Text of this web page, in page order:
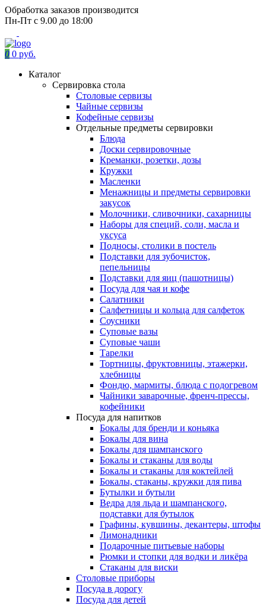
Обработка заказов производится
Пн-Пт с 9.00 до 18:00
0 0 руб.
Каталог
Сервировка стола
Столовые сервизы
Чайные сервизы
Кофейные сервизы
Отдельные предметы сервировки
Блюда
Доски сервировочные
Креманки, розетки, дозы
Кружки
Масленки
Менажницы и предметы сервировки
закусок
Молочники, сливочники, сахарницы
Наборы для специй, соли, масла и
уксуса
Подносы, столики в постель
Подставки для зубочисток,
пепельницы
Подставки для яиц (пашотницы)
Посуда для чая и кофе
Салатники
Салфетницы и кольца для салфеток
Соусники
Суповые вазы
Суповые чаши
Тарелки
Тортницы, фруктовницы, этажерки,
хлебницы
Фондю, мармиты, блюда с подогревом
Чайники заварочные, френч-прессы,
кофейники
Посуда для напитков
Бокалы для бренди и коньяка
Бокалы для вина
Бокалы для шампанского
Бокалы и стаканы для воды
Бокалы и стаканы для коктейлей
Бокалы, стаканы, кружки для пива
Бутылки и бутыли
Ведра для льда и шампанского,
подставки для бутылок
Графины, кувшины, декантеры, штофы
Лимонадники
Подарочные питьевые наборы
Рюмки и стопки для водки и ликёра
Стаканы для виски
Столовые приборы
Посуда в дорогу
Посуда для детей